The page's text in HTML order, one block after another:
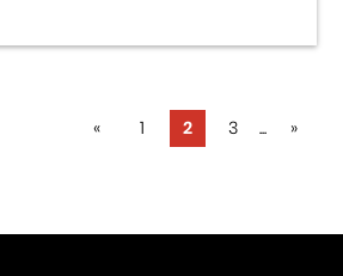
« 1 2 3 ... »